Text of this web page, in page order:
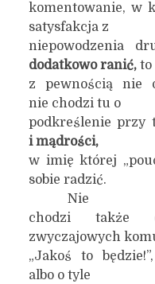
komentowanie, w
satysfakcja z
niepowodzenia
dodatkowo ranić,to
z pewnością nie
nie chodzi tu o
podkreślenie przy
i mądrości,
w imię której
sobie radzić.
Nie
chodzi także
zwyczajowych
„Jakoś to
albo o tyle